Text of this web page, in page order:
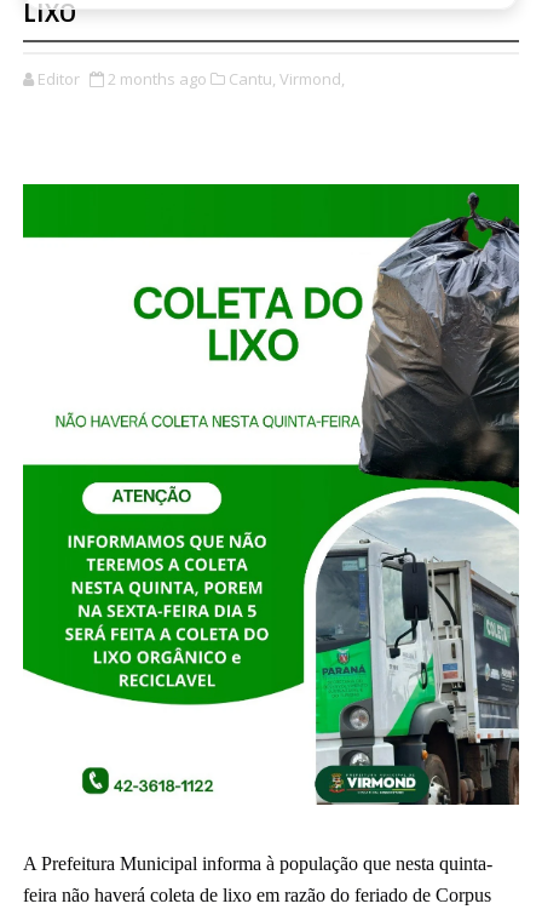
LIXO
Editor 2 months ago Cantu, Virmond,
A Prefeitura Municipal informa à população que nesta quinta-
feira não haverá coleta de lixo em razão do feriado de Corpus